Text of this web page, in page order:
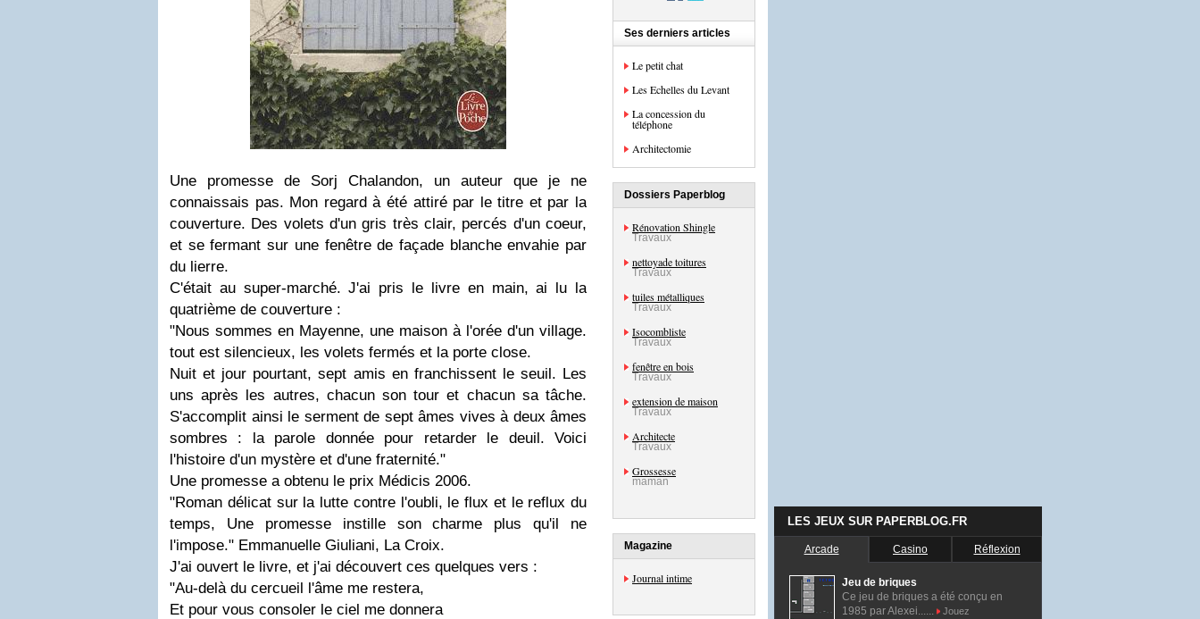
Une promesse de Sorj Chalandon, un auteur que je ne
connaissais pas. Mon regard à été attiré par le titre et par la
couverture. Des volets d'un gris très clair, percés d'un coeur,
et se fermant sur une fenêtre de façade blanche envahie par
du lierre.
C'était au super-marché. J'ai pris le livre en main, ai lu la
quatrième de couverture :
"Nous sommes en Mayenne, une maison à l'orée d'un village.
tout est silencieux, les volets fermés et la porte close.
Nuit et jour pourtant, sept amis en franchissent le seuil. Les
uns après les autres, chacun son tour et chacun sa tâche.
S'accomplit ainsi le serment de sept âmes vives à deux âmes
sombres : la parole donnée pour retarder le deuil. Voici
l'histoire d'un mystère et d'une fraternité."
Une promesse a obtenu le prix Médicis 2006.
"Roman délicat sur la lutte contre l'oubli, le flux et le reflux du
temps, Une promesse instille son charme plus qu'il ne
l'impose." Emmanuelle Giuliani, La Croix.
J'ai ouvert le livre, et j'ai découvert ces quelques vers :
"Au-delà du cercueil l'âme me restera,
Et pour vous consoler le ciel me donnera
Ses derniers articles
Le petit chat
Les Echelles du Levant
La concession du
téléphone
Architectomie
Dossiers Paperblog
Rénovation Shingle
Travaux
nettoyade toitures
Travaux
tuiles métalliques
Travaux
Isocombliste
Travaux
fenêtre en bois
Travaux
extension de maison
Travaux
Architecte
Travaux
Grossesse
maman
Magazine
Journal intime
LES JEUX SUR PAPERBLOG.FR
Arcade Casino Réflexion
Jeu de briques
Ce jeu de briques a été conçu en
1985 par Alexei......
Jouez